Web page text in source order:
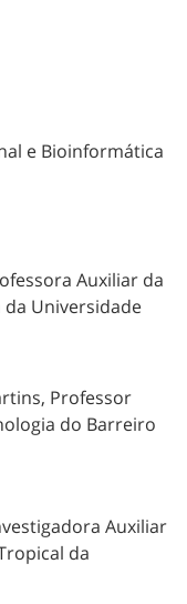
e Bioinformática
Auxiliar da
da Universidade
Professor
do Barreiro
Auxiliar
da